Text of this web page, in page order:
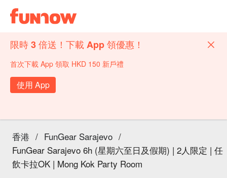
限時 3 倍送！下載 App 領優惠！
首次下載 App 領取 HKD 150 新戶禮
使用 App
香港 / FunGear Sarajevo /
FunGear Sarajevo 6h (星期六至日及假期) | 2人限定 | 任
飲卡拉OK | Mong Kok Party Room